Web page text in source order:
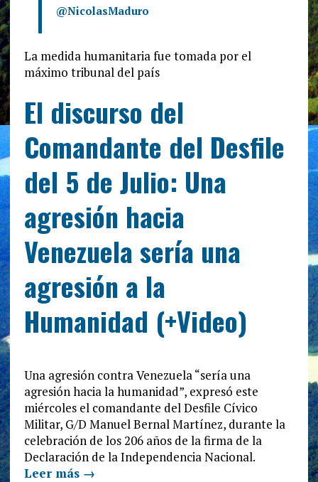
@NicolasMaduro
La medida humanitaria fue tomada por el
máximo tribunal del país
El discurso del
Comandante del Desfile
del 5 de Julio: Una
agresión hacia
Venezuela sería una
agresión a la
Humanidad (+Video)
Una agresión contra Venezuela “sería una
agresión hacia la humanidad”, expresó este
miércoles el comandante del Desfile Cívico
Militar, G/D Manuel Bernal Martínez, durante la
celebración de los 206 años de la firma de la
Declaración de la Independencia Nacional.
Leer más →